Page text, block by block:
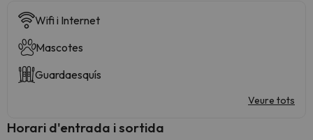
Wifi i Internet
Mascotes
Guardaesquís
Veure tots
Horari d'entrada i sortida